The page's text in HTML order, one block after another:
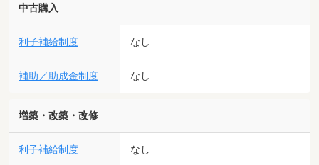
中古購入
利子補給制度 なし
補助／助成金制度 なし
増築・改築・改修
利子補給制度 なし